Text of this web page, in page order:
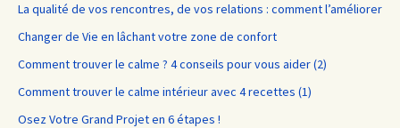
La qualité de vos rencontres, de vos relations : comment l’améliorer
Changer de Vie en lâchant votre zone de confort
Comment trouver le calme ? 4 conseils pour vous aider (2)
Comment trouver le calme intérieur avec 4 recettes (1)
Osez Votre Grand Projet en 6 étapes !